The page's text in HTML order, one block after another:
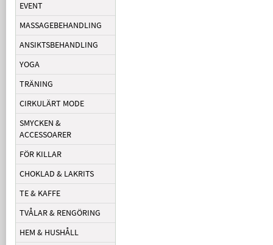
EVENT
MASSAGEBEHANDLING
ANSIKTSBEHANDLING
YOGA
TRÄNING
CIRKULÄRT MODE
SMYCKEN &
ACCESSOARER
FÖR KILLAR
CHOKLAD & LAKRITS
TE & KAFFE
TVÅLAR & RENGÖRING
HEM & HUSHÅLL